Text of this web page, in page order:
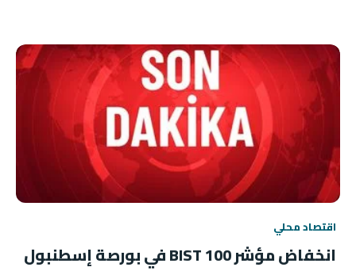
اقتصاد محلي
انخفاض مؤشر BIST 100 في بورصة إسطنبول